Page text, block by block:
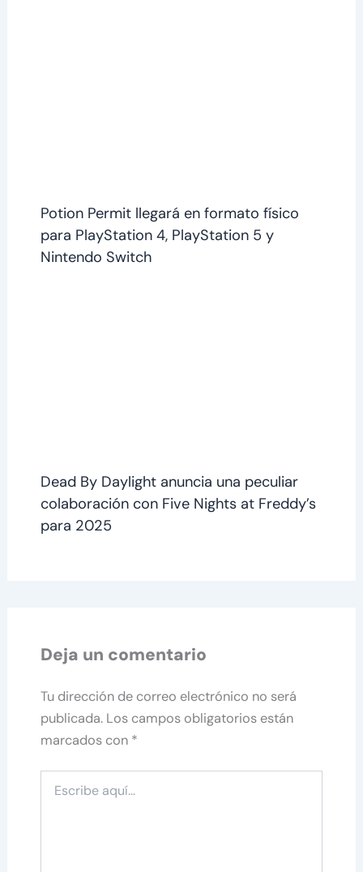
Potion Permit llegará en formato físico
para PlayStation 4, PlayStation 5 y
Nintendo Switch
Dead By Daylight anuncia una peculiar
colaboración con Five Nights at Freddy’s
para 2025
Deja un comentario
Tu dirección de correo electrónico no será
publicada. Los campos obligatorios están
marcados con *
aquí...